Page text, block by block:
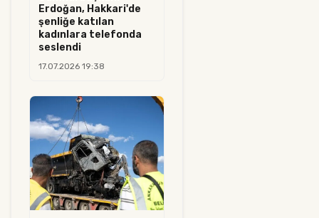
Erdoğan, Hakkari'de
şenliğe katılan
kadınlara telefonda
seslendi
17.07.2026 19:38